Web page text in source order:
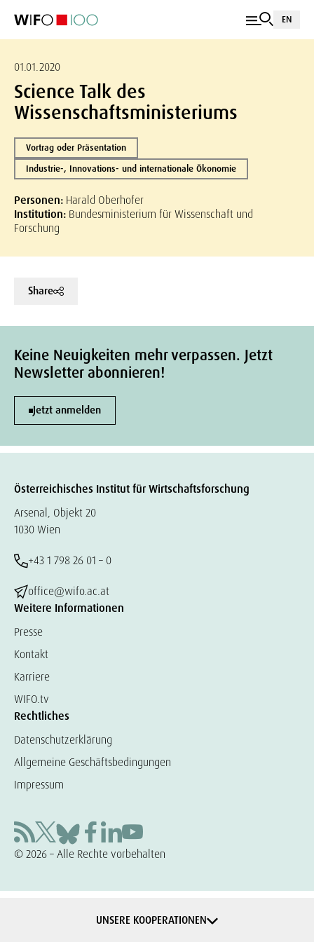
EN
01.01.2020
Science Talk des
Wissenschaftsministeriums
Vortrag oder Präsentation
Industrie-, Innovations- und internationale Ökonomie
Personen: Harald Oberhofer
Institution: Bundesministerium für Wissenschaft und
Forschung
Share
Keine Neuigkeiten mehr verpassen. Jetzt
Newsletter abonnieren!
Jetzt anmelden
Österreichisches Institut für Wirtschaftsforschung
Arsenal, Objekt 20
1030 Wien
+43 1 798 26 01 – 0
office@wifo.ac.at
Weitere Informationen
Presse
Kontakt
Karriere
WIFO.tv
Rechtliches
Datenschutzerklärung
Allgemeine Geschäftsbedingungen
Impressum
© 2026 – Alle Rechte vorbehalten
UNSERE KOOPERATIONEN